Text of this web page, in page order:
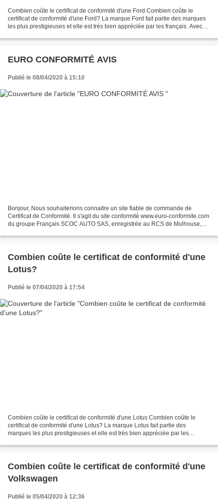
Combien coûte le certificat de conformité d'une Ford Combien coûte le
certificat de conformité d'une Ford? La marque Ford fait partie des marques
les plus prestigieuses et elle est très bien appréciée par les français. Avec
EURO CONFORMITÉ AVIS
Publié le 08/04/2020 à 15:10
Bonjour, Nous souhaiterions connaitre un site fiable de commande de
Certificat de Conformité. Il s'agit du site conformité www.euro-conformite.com
du groupe Français SCOC AUTO SAS, enregistrée au RCS de Mulhouse,
Combien coûte le certificat de conformité d'une
Lotus?
Publié le 07/04/2020 à 17:54
Combien coûte le certificat de conformité d'une Lotus Combien coûte le
certificat de conformité d'une Lotus? La marque Lotus fait partie des
marques les plus prestigieuses et elle est très bien appréciée par les
Combien coûte le certificat de conformité d'une
Volkswagen
Publié le 05/04/2020 à 12:36